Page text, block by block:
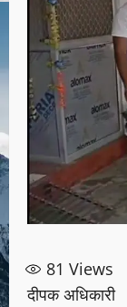
81 Views
दीपक अधिकारी